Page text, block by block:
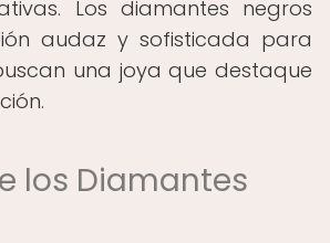
Los diamantes negros
audaz y sofisticada para
una joya que destaque
los Diamantes